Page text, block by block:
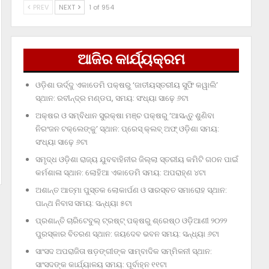
PREV NEXT 1 of 954
ଆଜିର କାର୍ଯ୍ୟକ୍ରମ
ଓଡ଼ିଶା ଊର୍ଦ୍ଦୁ ଏକାଡେମି ପକ୍ଷରୁ ‘ଜାତୀୟସ୍ତରୀୟ ସୁଫି କୱାଲି’
ସ୍ଥାନ: ରବୀନ୍ଦ୍ର ମଣ୍ଡପ, ସମୟ: ସଂଧ୍ୟା ସାଢ଼େ ୬ଟା
ଅକ୍ଷର ଓ ସମ୍ବିଧାନ ସୁରକ୍ଷା ମଞ୍ଚ ପକ୍ଷରୁ ‘ଆସନ୍ତୁ ଶୁଣିବା
ନିରଂଜନ ଟକ୍‌ଲେଙ୍କୁ’ ସ୍ଥାନ: ପ୍ରେସ୍‌ କ୍ଲବ୍‌ ଅଫ୍‌ ଓଡ଼ିଶା ସମୟ:
ସଂଧ୍ୟା ସାଢ଼େ ୬ଟା
ସମୃଦ୍ଧ ଓଡ଼ିଶା ରାଜ୍ୟ ଯୁବବାହିନୀର ଜିଲ୍ଲା ସ୍ତରୀୟ କମିଟି ଗଠନ ପାଇଁ
କର୍ମଶାଳା ସ୍ଥାନ: ଲୋହିଆ ଏକାଡେମି ସମୟ: ଅପରାହ୍‌ଣ ୪ଟା
ଅଶାନ୍ତ ଆତ୍ମା ପୁସ୍ତକ ଲୋକାର୍ପଣ ଓ ସାରସ୍ବତ ସମାରୋହ ସ୍ଥାନ:
ପାନ୍ଥ ନିବାସ ସମୟ: ସନ୍ଧ୍ୟା ୫ଟା
ପ୍ରଶାନ୍ତି ଚାରିଟେବୁଲ୍‌ ଟ୍ରଷ୍ଟ୍‌ ପକ୍ଷରୁ ଶ୍ରେଷ୍ଠ ଓଡ଼ିଆଣୀ ୨୦୨୨
ପୁରସ୍କାର ବିତରଣ ସ୍ଥାନ: ଜୟଦେବ ଭବନ ସମୟ: ସନ୍ଧ୍ୟା ୬ଟା
ସାଂସଦ ଅପରାଜିତା ଷଡ଼ଙ୍ଗୀଙ୍କ ସାମ୍ବାଦିକ ସମ୍ମିଳନୀ ସ୍ଥାନ:
ସାଂସଦଙ୍କ କାର୍ଯ୍ୟାଳୟ ସମୟ: ପୂର୍ବାହ୍ନ ୧୧ଟା